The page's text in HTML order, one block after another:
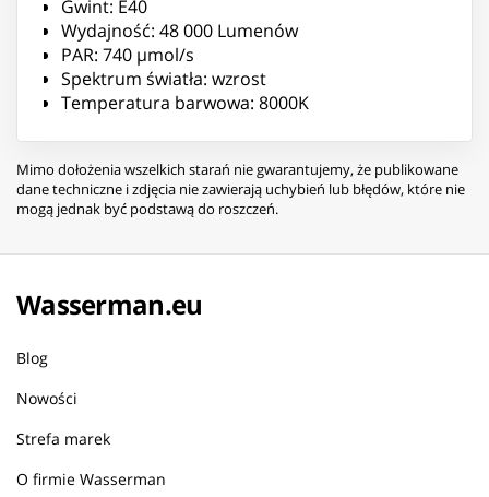
Gwint: E40
Wydajność: 48 000 Lumenów
PAR: 740 µmol/s
Spektrum światła: wzrost
Temperatura barwowa: 8000K
Mimo dołożenia wszelkich starań nie gwarantujemy, że publikowane
dane techniczne i zdjęcia nie zawierają uchybień lub błędów, które nie
mogą jednak być podstawą do roszczeń.
Wasserman.eu
Blog
Nowości
Strefa marek
O firmie Wasserman